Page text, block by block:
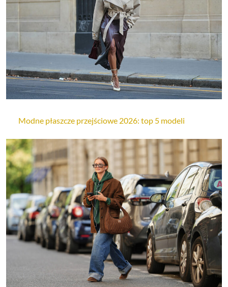
Modne płaszcze przejściowe 2026: top 5 modeli